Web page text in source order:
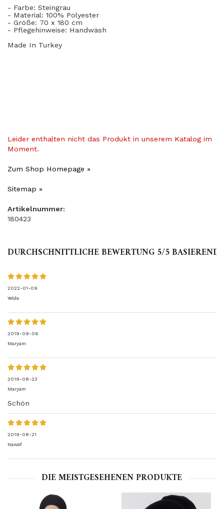
- Farbe: Steingrau
- Material: 100% Polyester
- Größe: 70 x 180 cm
- Pflegehinweise: Handwäsh
Made In Turkey
Leider enthalten nicht das Produkt in unserem Katalog im
Moment.
Zum Shop Homepage »
Sitemap »
Artikelnummer:
180423
DURCHSCHNITTLICHE BEWERTUNG 5/5 BASIEREND
2022-01-09
Yelda
2019-09-06
Maryam
2019-08-23
Maryam
Schön
2019-08-21
Nawaf
DIE MEISTGESEHENEN PRODUKTE